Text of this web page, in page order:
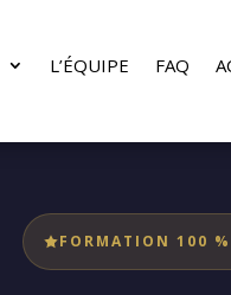
L’ÉQUIPE FAQ
FORMATION 100